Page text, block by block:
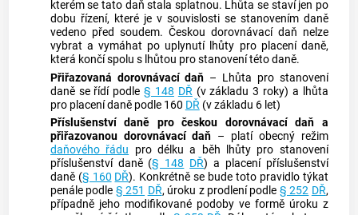
kterém se tato daň stala splatnou. Lhůta se staví jen po
dobu řízení, které je v souvislosti se stanovením daně
vedeno před soudem. Českou dorovnávací daň nelze
vybrat a vymáhat po uplynutí lhůty pro placení daně,
která končí spolu s lhůtou pro stanovení této daně.
Přiřazovaná dorovnávací daň – Lhůta pro stanovení
daně se řídí podle§ 148 DŘ(v základu 3 roky) a lhůta
pro placení daně podle 160 DŘ(v základu 6 let)
Příslušenství daně pro českou dorovnávací daň
a
přiřazovanou dorovnávací daň – platí obecný režim
daňového řádu pro délku a běh lhůty pro stanovení
příslušenství daně (§ 148 DŘ) a placení příslušenství
daně (§ 160 DŘ). Konkrétně se bude toto pravidlo týkat
penále podle § 251 DŘ, úroku z prodlení podle § 252 DŘ,
případně jeho modifikované podoby ve formě úroku z